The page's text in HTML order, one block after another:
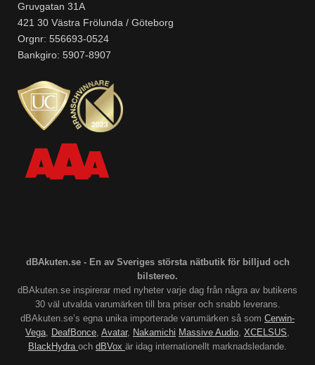
Gruvgatan 31A
421 30 Västra Frölunda / Göteborg
Orgnr: 556693-0524
Bankgiro: 5907-8907
dBAkuten.se - En av Sveriges största nätbutik för billjud och
bilstereo.
dBAkuten.se inspirerar med nyheter varje dag från några av butikens
30 väl utvalda varumärken till bra priser och snabb leverans.
dBAkuten.se’s egna unika importerade varumärken så som Cerwin-
Vega, DeafBonce, Avatar, Nakamichi Massive Audio, XCELSUS,
BlackHydra och dBVox är idag internationellt marknadsledande.